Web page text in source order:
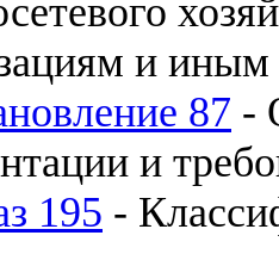
и иным
87 -
и
195 -